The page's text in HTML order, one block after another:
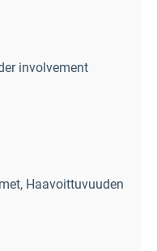
involvement
Haavoittuvuuden